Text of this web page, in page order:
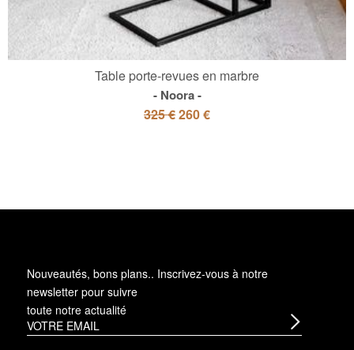
Table porte-revues en marbre
Noora
325 €260 €
Nouveautés, bons plans.. Inscrivez-vous à notre
newsletter pour suivre
toute notre actualité